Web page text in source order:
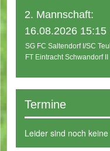
2. Mannschaft:
16.08.2026 15:15
SG FC Saltendorf I/SC
FT Eintracht Schwandorf II
Termine
Leider sind noch